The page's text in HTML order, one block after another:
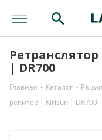
| DR700
Главная - Каталог - Рации
репитер | Kirisun | DR700